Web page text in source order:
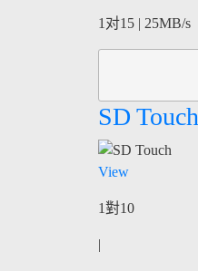
1对15 | 25MB/s
SD Touch
View
1對10
|